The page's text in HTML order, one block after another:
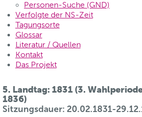
Personen-Suche (GND)
Verfolgte der NS-Zeit
Tagungsorte
Glossar
Literatur / Quellen
Kontakt
Das Projekt
5. Landtag: 1831 (3.
1836)
Sitzungsdauer: 20.02.1831-